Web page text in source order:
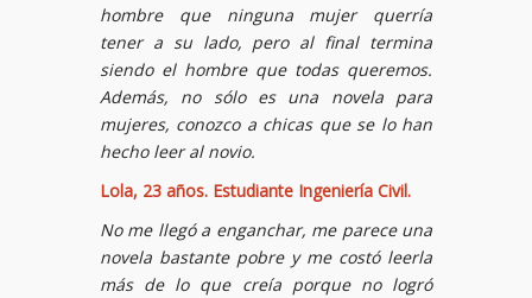
hombre que ninguna mujer querría
tener a su lado, pero al final termina
siendo el hombre que todas queremos.
Además, no sólo es una novela para
mujeres, conozco a chicas que se lo han
hecho leer al novio.
Lola, 23 años. Estudiante Ingeniería Civil.
No me llegó a enganchar, me parece una
novela bastante pobre y me costó leerla
más de lo que creía porque no logró